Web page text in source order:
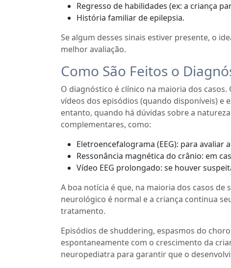
Regresso de habilidades (ex: a criança
História familiar de epilepsia.
Se algum desses sinais estiver presente, o
melhor avaliação.
Como São Feitos o
O diagnóstico é clínico na maioria dos
vídeos dos episódios (quando disponíveis) e
entanto, quando há dúvidas sobre a
complementares, como:
Eletroencefalograma (EEG): para avaliar
Ressonância magnética do crânio: em
Vídeo EEG prolongado: se houver
A boa notícia é que, na maioria dos casos
neurológico é normal e a criança continua
tratamento.
Episódios de shuddering, espasmos do
espontaneamente com o crescimento da
neuropediatra para garantir que o